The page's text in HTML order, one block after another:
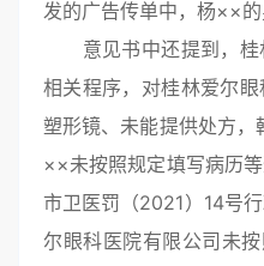
发的广告传单中，杨××的
意见书中还提到，桂
相关程序，对桂林爱尔
塑形镜、未能提供处方
××未按照规定填写病历
市卫医罚（2021）14号
尔眼科医院有限公司未